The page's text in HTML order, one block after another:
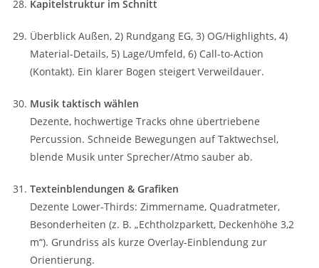
Kapitelstruktur im Schnitt
Überblick Außen, 2) Rundgang EG, 3) OG/Highlights, 4)
Material-Details, 5) Lage/Umfeld, 6) Call-to-Action
(Kontakt). Ein klarer Bogen steigert Verweildauer.
Musik taktisch wählen
Dezente, hochwertige Tracks ohne übertriebene
Percussion. Schneide Bewegungen auf Taktwechsel,
blende Musik unter Sprecher/Atmo sauber ab.
Texteinblendungen & Grafiken
Dezente Lower-Thirds: Zimmername, Quadratmeter,
Besonderheiten (z. B. „Echtholzparkett, Deckenhöhe 3,2
m“). Grundriss als kurze Overlay-Einblendung zur
Orientierung.